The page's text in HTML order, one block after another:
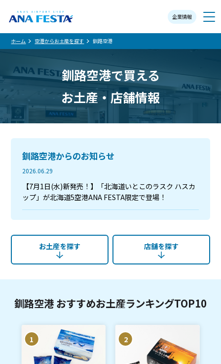
企業情報
メニュー
ホーム 空港からお土産を探す 釧路空港
釧路空港で買える
お土産・店舗情報
釧路空港からのお知らせ
2026.06.29
【7月1日(水)新発売！】「北海道いとこのラスク ハスカ
ップ」が北海道5空港ANA FESTA限定で登場！
お土産を探す 店舗を探す
釧路空港 おすすめお土産ランキングTOP10
1 2